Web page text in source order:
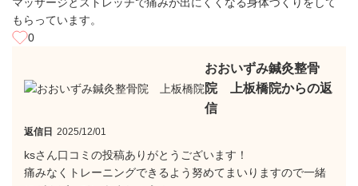
もらっています。
0
おおいずみ鍼灸整骨
院 上板橋院からの返
信
返信日 2025/12/01
ksさん口コミの投稿ありがとうございます！
痛みなくトレーニングできるよう努めてまいりますので一緒